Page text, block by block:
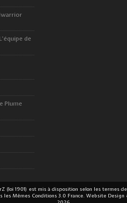
L'équipe de
Plume
(loi 1901) est mis à disposition selon les termes
les Mêmes Conditions 3.0 France. Website Design